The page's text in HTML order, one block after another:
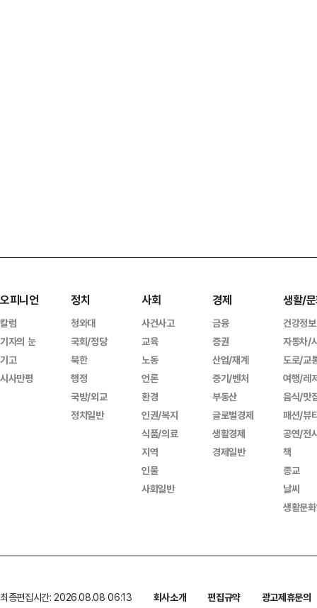
오피니언
칼럼
기자의 눈
기고
시사만평
정치
청와대
국회/정당
북한
행정
국방/외교
정치일반
사회
사건사고
교육
노동
언론
환경
인권/복지
식품/의료
지역
인물
사회일반
경제
금융
증권
산업/재계
중기/벤처
부동산
글로벌경제
생활경제
경제일반
생활/
건강정보
자동차/
도로/교
여행/레
음식/맛
패션/뷰
공연/전
책
종교
날씨
생활문
최종편집시간: 2026.08.08 06:13 회사소개 편집규약
광고제휴문의